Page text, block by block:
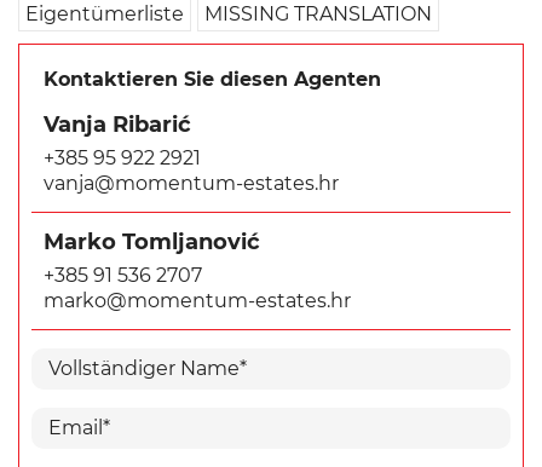
Eigentümerliste
MISSING TRANSLATION
Kontaktieren Sie diesen Agenten
Vanja Ribarić
+385 95 922 2921
vanja@momentum-estates.hr
Marko Tomljanović
+385 91 536 2707
marko@momentum-estates.hr